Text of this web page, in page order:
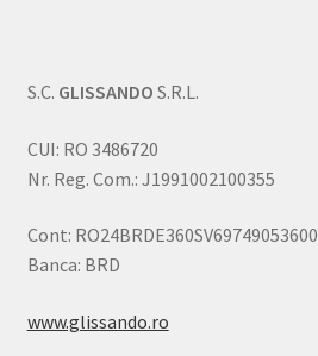
S.C. GLISSANDO S.R.L.
CUI: RO 3486720
Nr. Reg. Com.: J1991002100355
Cont: RO24BRDE360SV69749053600
Banca: BRD
www.glissando.ro